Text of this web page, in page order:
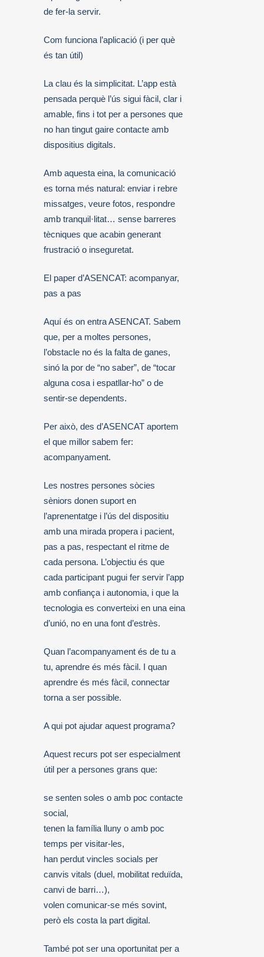
de fer-la servir.
Com funciona l’aplicació (i per què
és tan útil)
La clau és la simplicitat. L’app està
pensada perquè l’ús sigui fàcil, clar i
amable, fins i tot per a persones que
no han tingut gaire contacte amb
dispositius digitals.
Amb aquesta eina, la comunicació
es torna més natural: enviar i rebre
missatges, veure fotos, respondre
amb tranquil·litat… sense barreres
tècniques que acabin generant
frustració o inseguretat.
El paper d’ASENCAT: acompanyar,
pas a pas
Aquí és on entra ASENCAT. Sabem
que, per a moltes persones,
l’obstacle no és la falta de ganes,
sinó la por de “no saber”, de “tocar
alguna cosa i espatllar-ho” o de
sentir-se dependents.
Per això, des d’ASENCAT aportem
el que millor sabem fer:
acompanyament.
Les nostres persones sòcies
sèniors donen suport en
l’aprenentatge i l’ús del dispositiu
amb una mirada propera i pacient,
pas a pas, respectant el ritme de
cada persona. L’objectiu és que
cada participant pugui fer servir l’app
amb confiança i autonomia, i que la
tecnologia es converteixi en una eina
d’unió, no en una font d’estrès.
Quan l’acompanyament és de tu a
tu, aprendre és més fàcil. I quan
aprendre és més fàcil, connectar
torna a ser possible.
A qui pot ajudar aquest programa?
Aquest recurs pot ser especialment
útil per a persones grans que:
se senten soles o amb poc contacte
social,
tenen la família lluny o amb poc
temps per visitar-les,
han perdut vincles socials per
canvis vitals (duel, mobilitat reduïda,
canvi de barri…),
volen comunicar-se més sovint,
però els costa la part digital.
També pot ser una oportunitat per a